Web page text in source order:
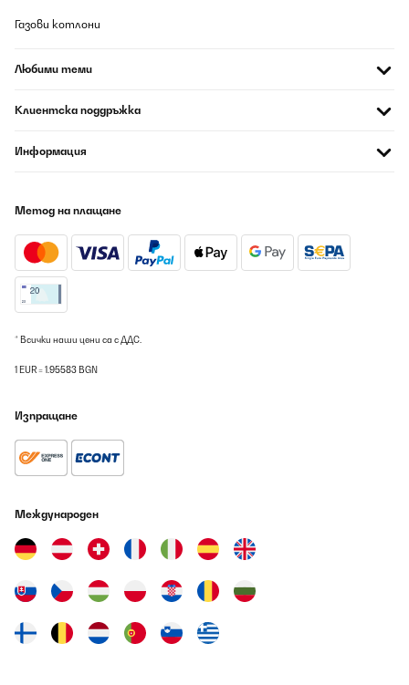
Газови котлони
Любими теми
Клиентска поддръжка
Информация
Метод на плащане
* Всички наши цени са с ДДС.
1 EUR = 1.95583 BGN
Изпращане
Международен